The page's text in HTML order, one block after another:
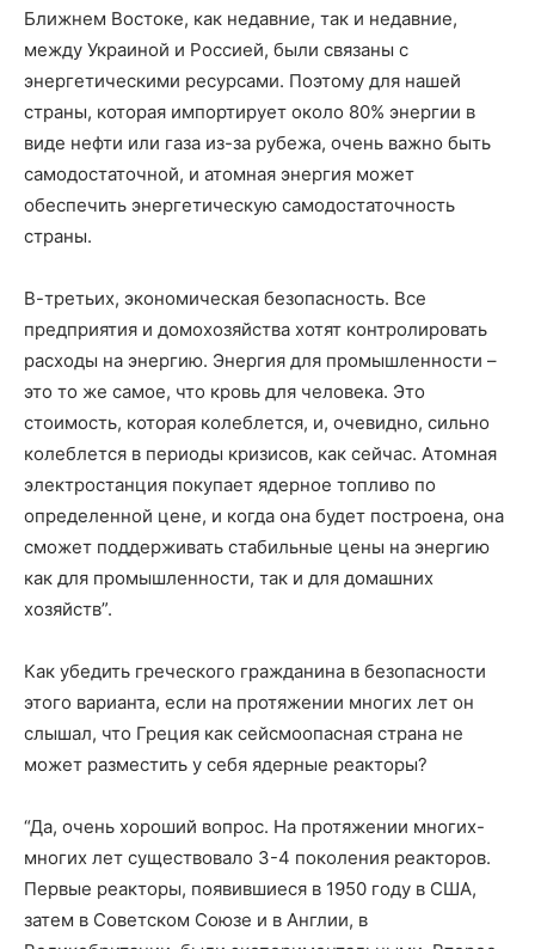
Ближнем Востоке, как недавние, так и недавние,
между Украиной и Россией, были связаны с
энергетическими ресурсами. Поэтому для нашей
страны, которая импортирует около 80% энергии в
виде нефти или газа из-за рубежа, очень важно быть
самодостаточной, и атомная энергия может
обеспечить энергетическую самодостаточность
страны.
В-третьих, экономическая безопасность. Все
предприятия и домохозяйства хотят контролировать
расходы на энергию. Энергия для промышленности –
это то же самое, что кровь для человека. Это
стоимость, которая колеблется, и, очевидно, сильно
колеблется в периоды кризисов, как сейчас. Атомная
электростанция покупает ядерное топливо по
определенной цене, и когда она будет построена, она
сможет поддерживать стабильные цены на энергию
как для промышленности, так и для домашних
хозяйств”.
Как убедить греческого гражданина в безопасности
этого варианта, если на протяжении многих лет он
слышал, что Греция как сейсмоопасная страна не
может разместить у себя ядерные реакторы?
“Да, очень хороший вопрос. На протяжении многих-
многих лет существовало 3-4 поколения реакторов.
Первые реакторы, появившиеся в 1950 году в США,
затем в Советском Союзе и в Англии, в